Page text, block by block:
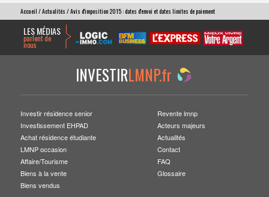
Accueil /Actualités / Avis d'imposition 2015 : dates d'envoi et dates limites de paiement
LES MÉDIAS
parlent de
nous
INVESTIRLMNP.fr
Investir résidence senior
Investissement EHPAD
Achat résidence étudiante
LMNP occasion
Affaire/Tourisme
Biens à la vente
Biens vendus
Revente lmnp
Acteurs majeurs
Actualités
Contact
FAQ
Glossaire